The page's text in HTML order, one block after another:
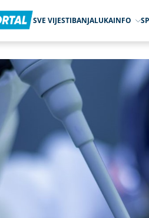
SVE VIJESTIBANJALUKAINFO